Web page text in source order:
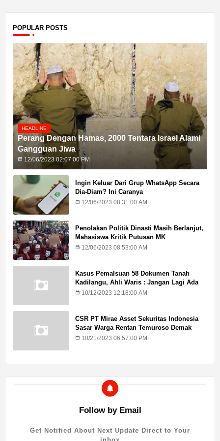
POPULAR POSTS
HEADLINE
Perang Dengan Hamas, 2000 Tentara Israel Alami
Gangguan Jiwa
12/06/2023 02:07:00 PM
Ingin Keluar Dari Grup WhatsApp Secara
Dia-Diam? Ini Caranya
12/06/2023 08:31:00 AM
Penolakan Politik Dinasti Masih Berlanjut,
Mahasiswa Kritik Putusan MK
12/06/2023 08:53:00 AM
Kasus Pemalsuan 58 Dokumen Tanah
Kadilangu, Ahli Waris : Jangan Lagi Ada
Penundaan Hukuman
10/12/2023 12:18:00 AM
CSR PT Mirae Asset Sekuritas Indonesia
Sasar Warga Rentan Temuroso Demak
10/21/2023 06:57:00 PM
Follow by Email
Get Notified About Next Update Direct to Your